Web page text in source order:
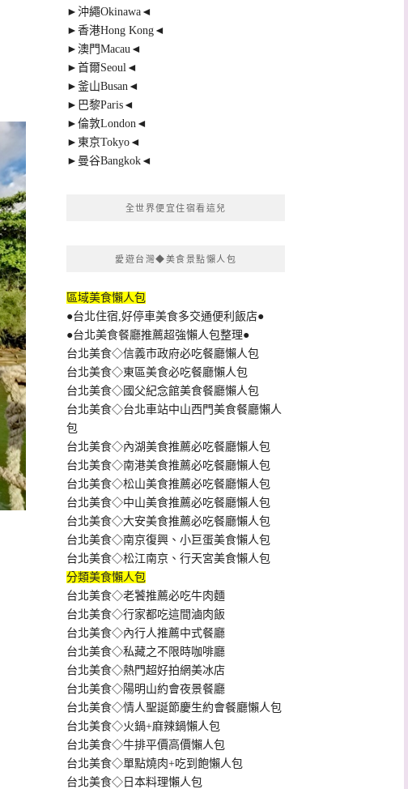
►沖繩Okinawa◄
►香港Hong Kong◄
►澳門Macau◄
►首爾Seoul◄
►釜山Busan◄
►巴黎Paris◄
►倫敦London◄
►東京Tokyo◄
►曼谷Bangkok◄
全世界便宜住宿看這兒
愛遊台灣◆美食景點懶人包
區域美食懶人包
●台北住宿,好停車美食多交通便利飯店●
●台北美食餐廳推薦超強懶人包整理●
台北美食◇信義市政府必吃餐廳懶人包
台北美食◇東區美食必吃餐廳懶人包
台北美食◇國父紀念館美食餐廳懶人包
台北美食◇台北車站中山西門美食餐廳懶人
包
台北美食◇內湖美食推薦必吃餐廳懶人包
台北美食◇南港美食推薦必吃餐廳懶人包
台北美食◇松山美食推薦必吃餐廳懶人包
台北美食◇中山美食推薦必吃餐廳懶人包
台北美食◇大安美食推薦必吃餐廳懶人包
台北美食◇南京復興、小巨蛋美食懶人包
台北美食◇松江南京、行天宮美食懶人包
分類美食懶人包
台北美食◇老饕推薦必吃牛肉麵
台北美食◇行家都吃這間滷肉飯
台北美食◇內行人推薦中式餐廳
台北美食◇私藏之不限時咖啡廳
台北美食◇熱門超好拍網美冰店
台北美食◇陽明山約會夜景餐廳
台北美食◇情人聖誕節慶生約會餐廳懶人包
台北美食◇火鍋+麻辣鍋懶人包
台北美食◇牛排平價高價懶人包
台北美食◇單點燒肉+吃到飽懶人包
台北美食◇日本料理懶人包